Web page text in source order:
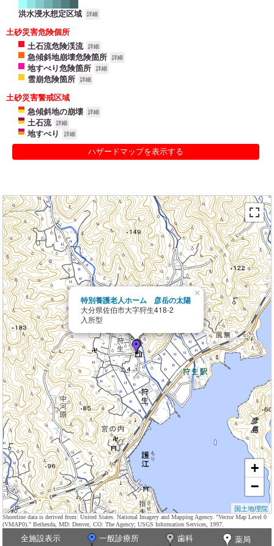
洪水浸水想定区域 詳細
土砂災害危険個所
土石流危険渓流
詳細
急傾斜地崩壊危険箇所 詳細
地すべり危険箇所 詳細
雪崩危険箇所 詳細
土砂災害警戒区域
急傾斜地の崩壊
詳細
土石流 詳細
地すべり 詳細
ハザードマップを表示する
特別養護老人ホーム 彦岳の太陽
大分県佐伯市大字狩生418-2
入所型
×
+
−
国土地理院
Shoreline data is derived from: United States. National Imagery and Mapping Agency. "Vector Map Level 0
(VMAP0)." Bethesda, MD: Denver, CO: The Agency; USGS Information Services, 1997.
全施設表示 一般診療所 歯科
薬局